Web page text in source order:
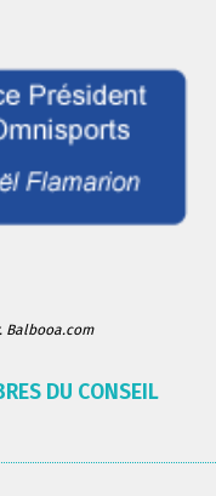
DU CONSEIL